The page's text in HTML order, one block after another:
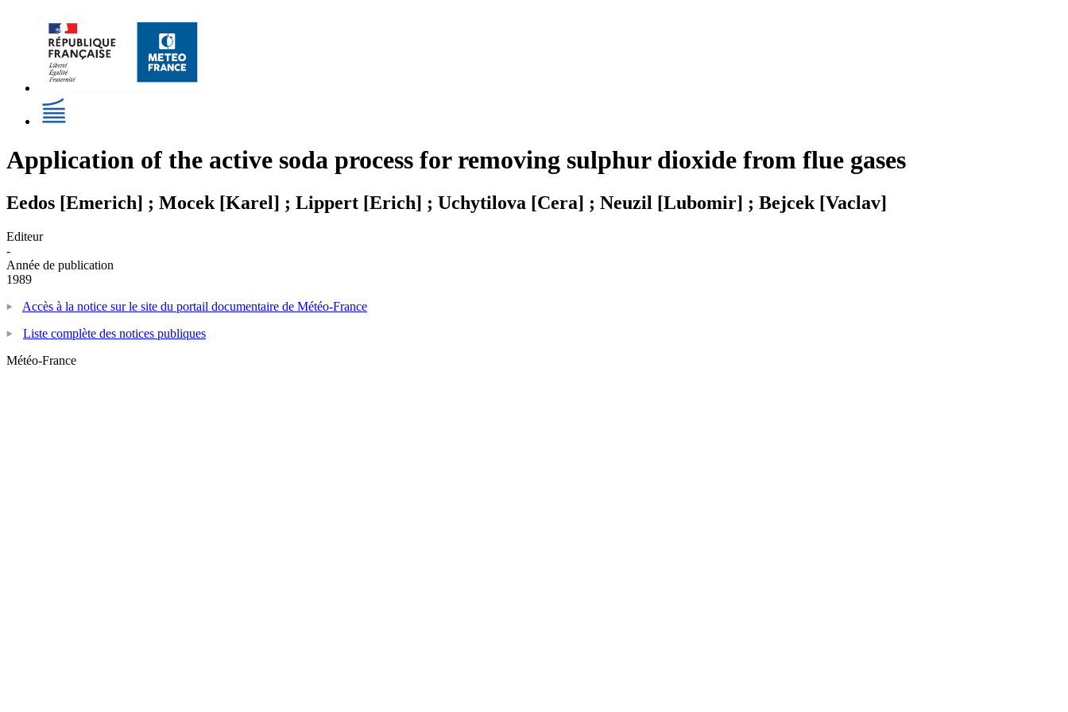
Application of the active soda process for removing sulphur dioxide from flue gases
Eedos [Emerich] ; Mocek [Karel] ; Lippert [Erich] ; Uchytilova [Cera] ; Neuzil [Lubomir] ; Bejcek [Vaclav]
Editeur
-
Année de publication
1989
Accès à la notice sur le site du portail documentaire de Météo-France
Liste complète des notices publiques
Météo-France